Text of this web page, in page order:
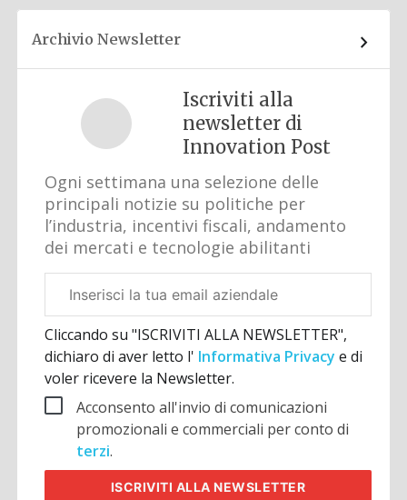
Archivio Newsletter
Iscriviti alla
newsletter di
Innovation Post
Ogni settimana una selezione delle
principali notizie su politiche per
l’industria, incentivi fiscali, andamento
dei mercati e tecnologie abilitanti
aziendale
Cliccando su "ISCRIVITI ALLA NEWSLETTER",
dichiaro di aver letto l' Informativa Privacye di
voler ricevere la Newsletter.
Acconsento all'invio di comunicazioni
promozionali e commerciali per conto di
terzi.
ISCRIVITI ALLA NEWSLETTER